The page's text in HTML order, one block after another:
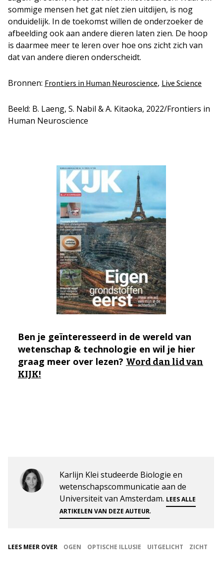
sommige mensen het gat níet zien uitdijen, is nog
onduidelijk. In de toekomst willen de onderzoeker de
afbeelding ook aan andere dieren laten zien. De hoop
is daarmee meer te leren over hoe ons zicht zich van
dat van andere dieren onderscheidt.
Bronnen: Frontiers in Human Neuroscience, Live Science
Beeld: B. Laeng, S. Nabil & A. Kitaoka, 2022/Frontiers in
Human Neuroscience
Ben je geïnteresseerd in de wereld van
wetenschap & technologie en wil je hier
graag meer over lezen? Word dan lid van
KIJK!
Karlijn Klei studeerde Biologie en
wetenschapscommunicatie aan de
Universiteit van Amsterdam. LEES ALLE
ARTIKELEN VAN DEZE AUTEUR.
LEES MEER OVER OGEN OPTISCHE ILLUSIE UITGELICHT ZICHT